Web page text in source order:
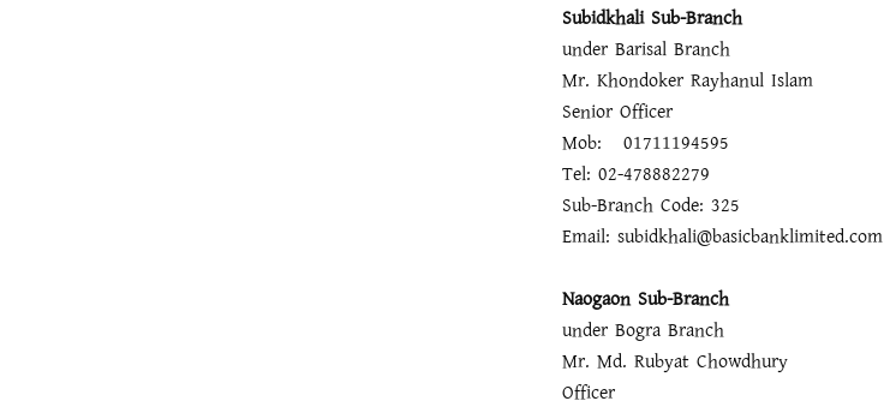
Subidkhali Sub-Branch
under Barisal Branch
Mr. Khondoker Rayhanul Islam
Senior Officer
Mob: 01711194595
Tel: 02-478882279
Sub-Branch Code: 325
Email: subidkhali@basicbanklimited.com
Naogaon Sub-Branch
under Bogra Branch
Mr. Md. Rubyat Chowdhury
Officer